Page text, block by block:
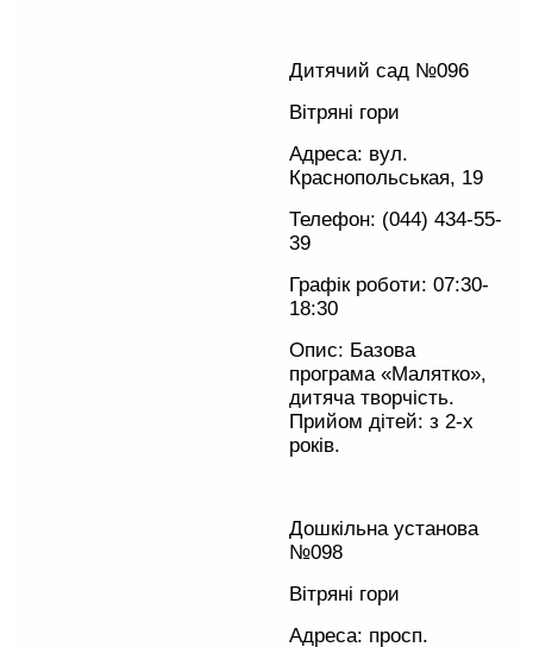
Дитячий сад №096
Вітряні гори
Адреса: вул.
Краснопольськая, 19
Телефон: (044) 434-55-
39
Графік роботи: 07:30-
18:30
Опис: Базова
програма «Малятко»,
дитяча творчість.
Прийом дітей: з 2-х
років.
Дошкільна установа
№098
Вітряні гори
Адреса: просп.